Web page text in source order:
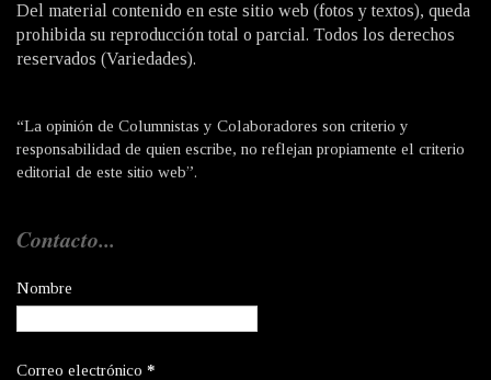
Del material contenido en este sitio web (fotos y textos), queda
prohibida su reproducción total o parcial. Todos los derechos
reservados (Variedades).
“La opinión de Columnistas y Colaboradores son criterio y
responsabilidad de quien escribe, no reflejan propiamente el criterio
editorial de este sitio web”.
Contacto...
Nombre
Correo electrónico *